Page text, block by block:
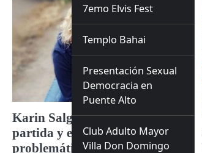
7emo Elvis Fest
Templo Bahai
Presentación Sexual
Democracia en
Puente Alto
Club Adulto Mayor
Villa Don Domingo
Karin Salgado: a 5 años de su
partida y el inicio a una
problemática nacional